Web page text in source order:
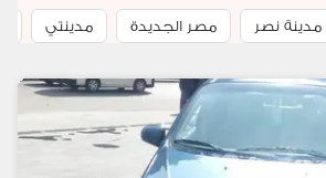
مدينة نصر مصر الجديدة مدينتي